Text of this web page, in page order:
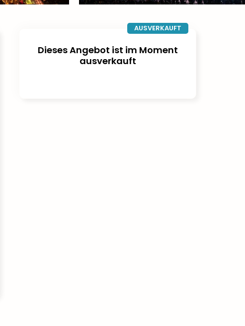
AUSVERKAUFT
Dieses Angebot ist im Moment
ausverkauft